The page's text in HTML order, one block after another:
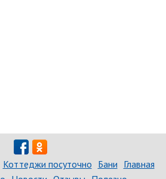
Коттеджи посуточно Бани Главная